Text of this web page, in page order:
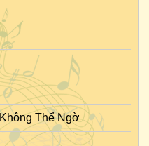
Thể Ngờ